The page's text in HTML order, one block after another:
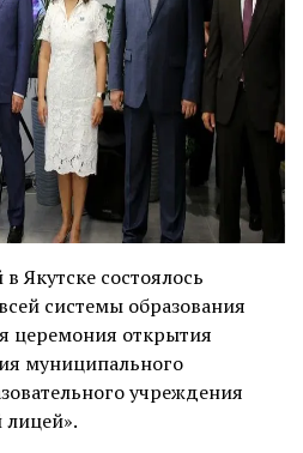
Якутске состоялось
системы образования
церемония открытия
муниципального
учреждения
лицей».